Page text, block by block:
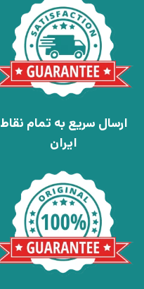
ارسال سریع به تمام نقاط
ایران